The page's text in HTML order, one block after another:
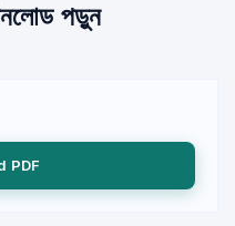
পড়ুন
PDF